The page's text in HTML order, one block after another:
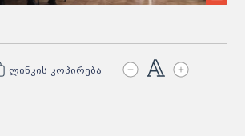
ლინკის კოპირება